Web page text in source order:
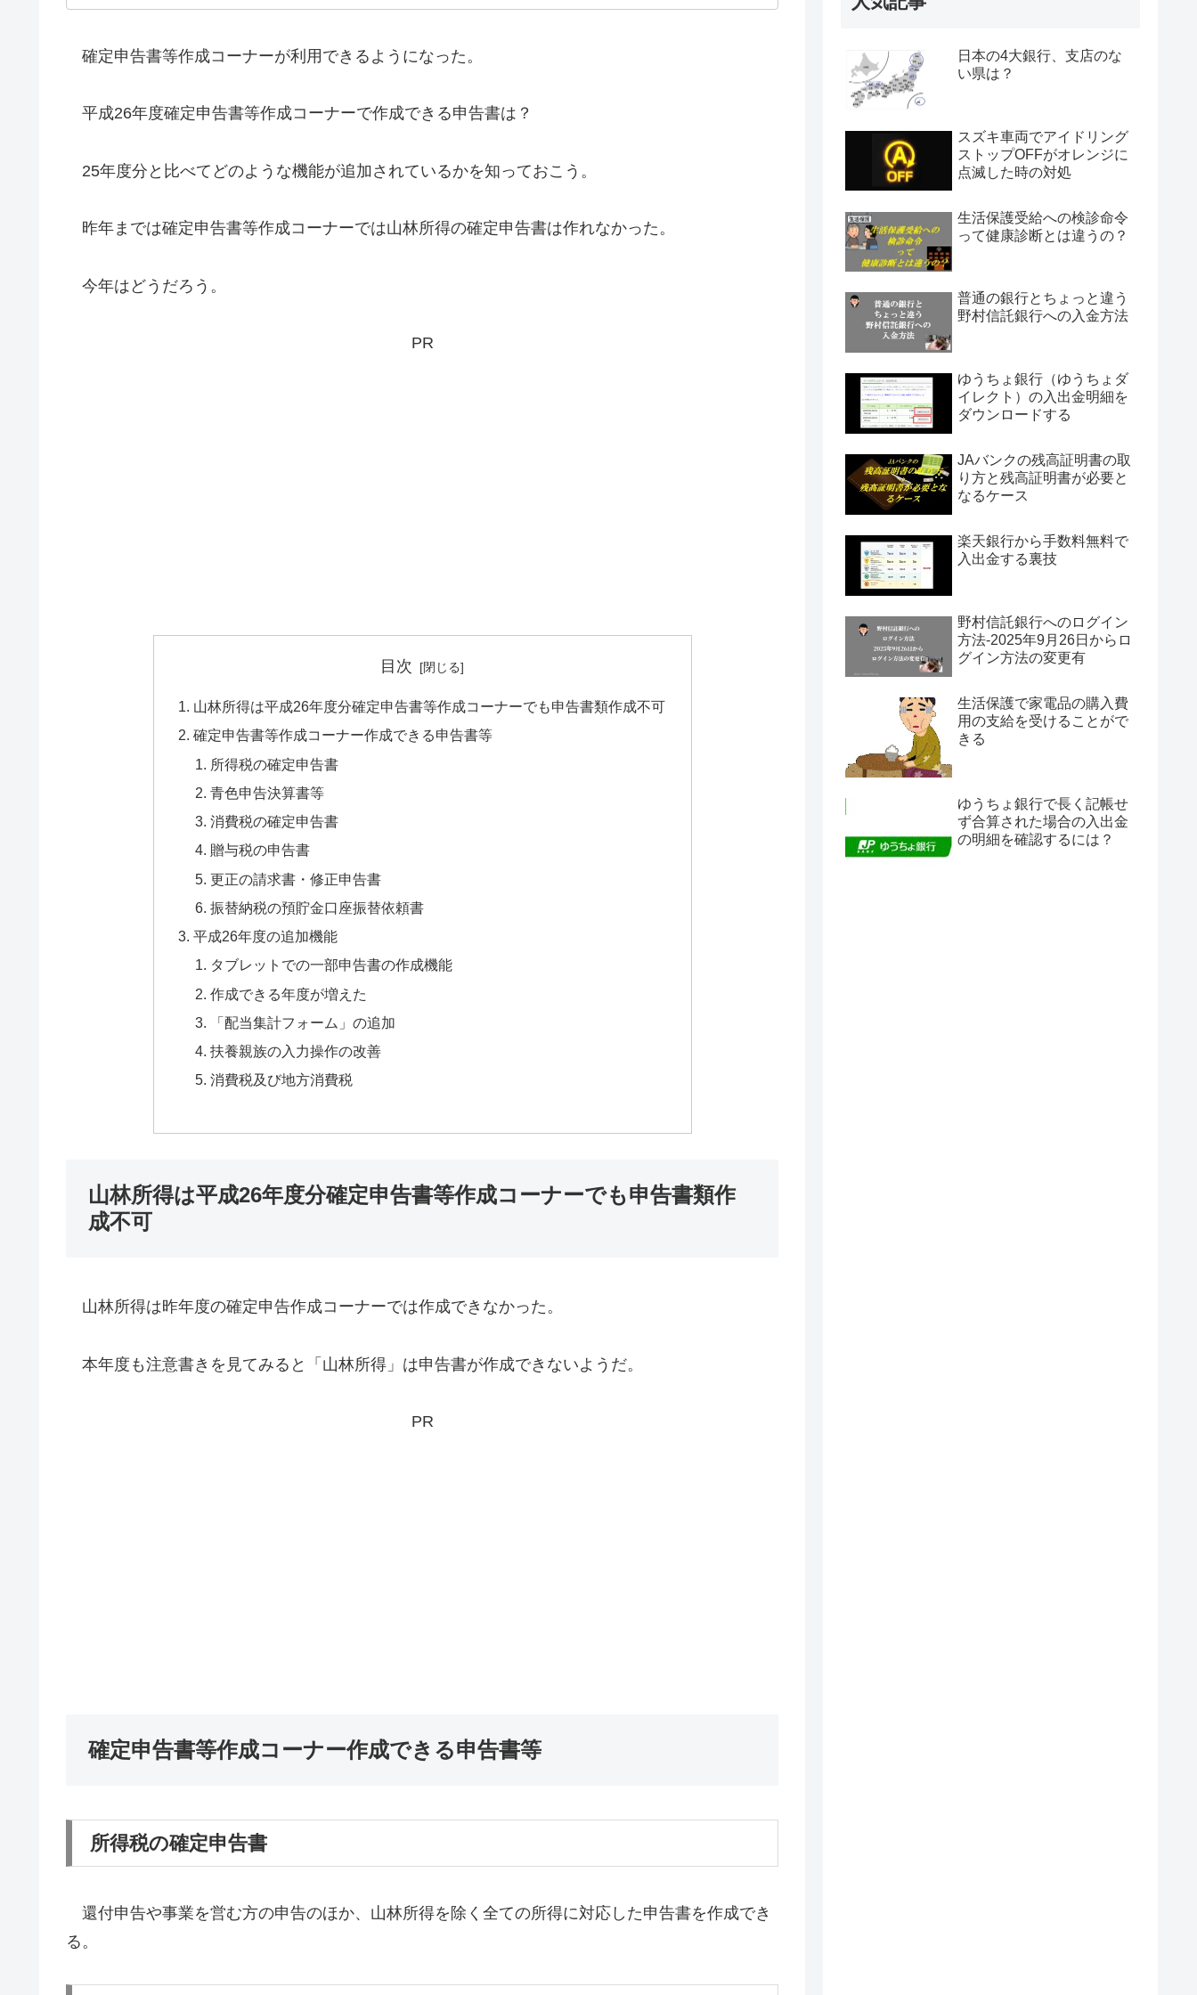
確定申告書等作成コーナーが利用できるようになった。
平成26年度確定申告書等作成コーナーで作成できる申告書は？
25年度分と比べてどのような機能が追加されているかを知っておこう。
昨年までは確定申告書等作成コーナーでは山林所得の確定申告書は作れなかった。
今年はどうだろう。
PR
目次
山林所得は平成26年度分確定申告書等作成コーナーでも申告書類作成不可
確定申告書等作成コーナー作成できる申告書等
所得税の確定申告書
青色申告決算書等
消費税の確定申告書
贈与税の申告書
更正の請求書・修正申告書
振替納税の預貯金口座振替依頼書
平成26年度の追加機能
タブレットでの一部申告書の作成機能
作成できる年度が増えた
「配当集計フォーム」の追加
扶養親族の入力操作の改善
消費税及び地方消費税
山林所得は平成26年度分確定申告書等作成コーナーでも申告書類作
成不可
山林所得は昨年度の確定申告作成コーナーでは作成できなかった。
本年度も注意書きを見てみると「山林所得」は申告書が作成できないようだ。
PR
確定申告書等作成コーナー作成できる申告書等
所得税の確定申告書
還付申告や事業を営む方の申告のほか、山林所得を除く全ての所得に対応した申告書を作成でき
る。
日本の4大銀行、支店のな
い県は？
スズキ車両でアイドリング
ストップOFFがオレンジに
点滅した時の対処
生活保護受給への検診命令
って健康診断とは違うの？
普通の銀行とちょっと違う
野村信託銀行への入金方法
ゆうちょ銀行（ゆうちょダ
イレクト）の入出金明細を
ダウンロードする
JAバンクの残高証明書の取
り方と残高証明書が必要と
なるケース
楽天銀行から手数料無料で
入出金する裏技
野村信託銀行へのログイン
方法-2025年9月26日からロ
グイン方法の変更有
生活保護で家電品の購入費
用の支給を受けることがで
きる
ゆうちょ銀行で長く記帳せ
ず合算された場合の入出金
の明細を確認するには？